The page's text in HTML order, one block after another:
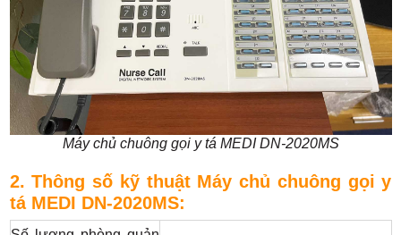
Máy chủ chuông gọi y tá MEDI DN-2020MS
2. Thông số kỹ thuật Máy chủ chuông gọi y
tá MEDI DN-2020MS:​